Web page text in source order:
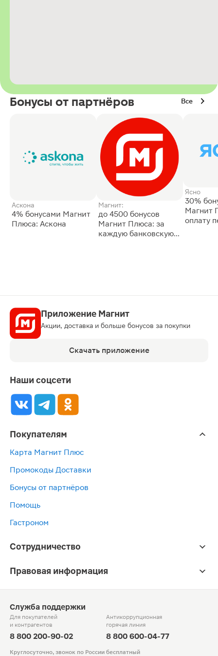
Бонусы от партнёров Все
Аскона
4% бонусами Магнит
Плюса: Аскона
Магнит:
до 4500 бонусов
Магнит Плюса: за
каждую банковскую
Ясно
30%
Магнит
оплату
Приложение Магнит
Акции, доставка и больше бонусов за покупки
Скачать приложение
Наши соцсети
Покупателям
Карта Магнит Плюс
Промокоды Доставки
Бонусы от партнёров
Помощь
Гастроном
Сотрудничество
Правовая информация
Служба поддержки
Для покупателей
и контрагентов
8 800 200-90-02
Антикоррупционная
горячая линия
8 800 600-04-77
Круглосуточно, звонок по России бесплатный